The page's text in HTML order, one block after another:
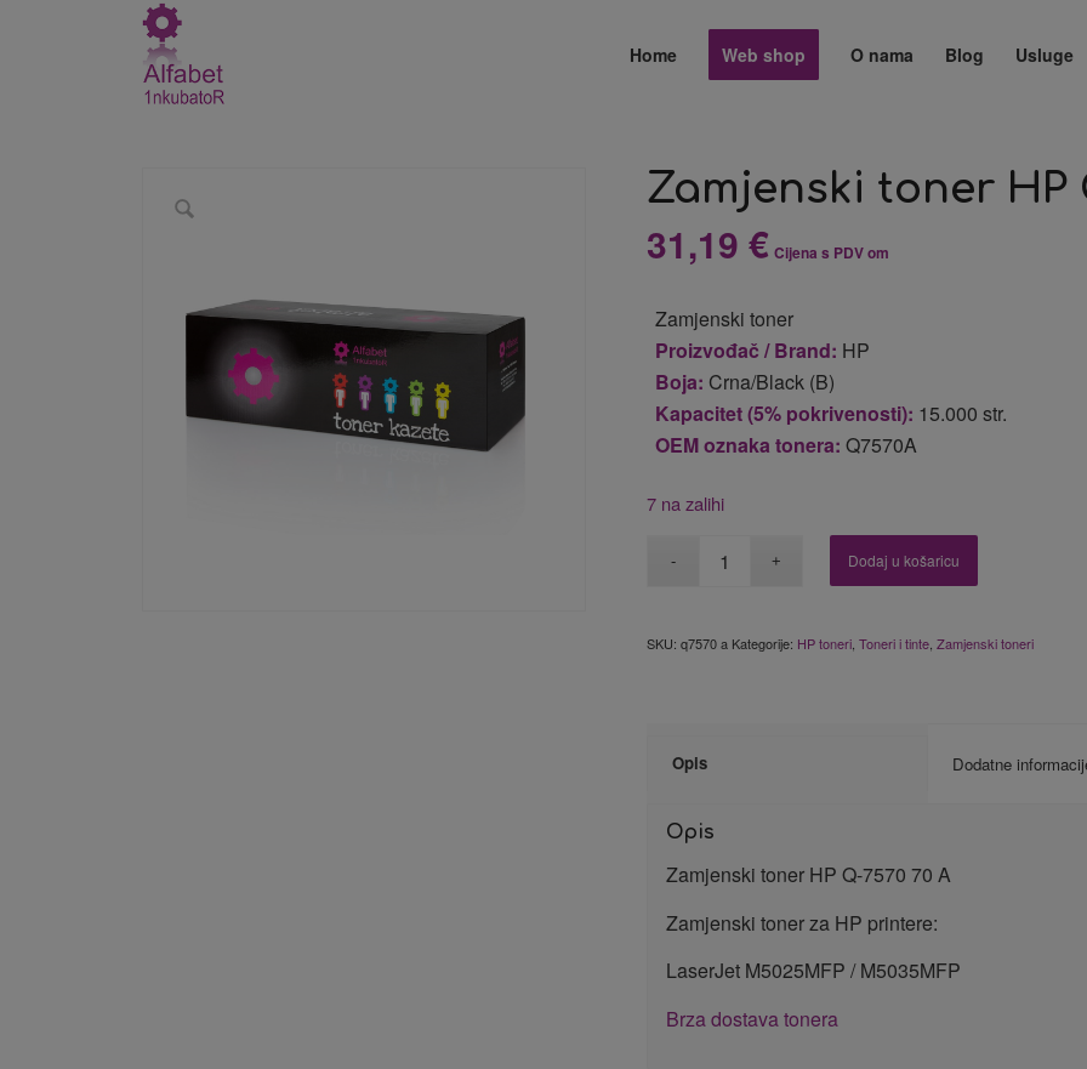
Home Web shop O nama Blog Usluge
Zamjenski toner HP
31,19€ Cijena s PDV om
Zamjenski toner
Proizvođač / Brand: HP
Boja: Crna/Black (B)
Kapacitet (5% pokrivenosti): 15.000 str.
OEM oznaka tonera: Q7570A
7 na zalihi
Dodaj u košaricu
SKU:q7570 a Kategorije: HP toneri ,Toneri i tinte ,Zamjenski toneri
Opis Dodatne
Opis
Zamjenski toner HP Q-7570 70 A
Zamjenski toner za HP printere:
LaserJet M5025MFP / M5035MFP
Brza dostava tonera